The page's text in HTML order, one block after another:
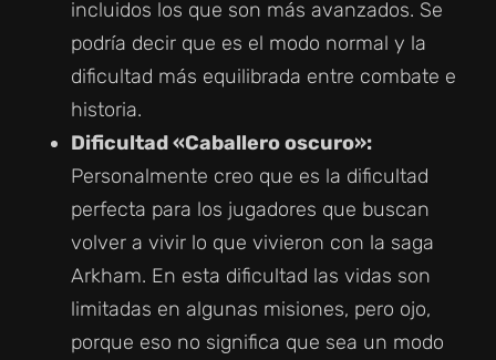
incluidos los que son más avanzados. Se
podría decir que es el modo normal y la
dificultad más equilibrada entre combate e
historia.
Dificultad «Caballero oscuro»:
Personalmente creo que es la dificultad
perfecta para los jugadores que buscan
volver a vivir lo que vivieron con la saga
Arkham. En esta dificultad las vidas son
limitadas en algunas misiones, pero ojo,
porque eso no significa que sea un modo